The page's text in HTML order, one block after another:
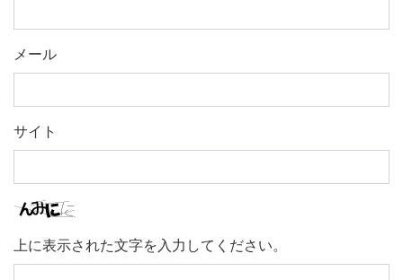
メール
サイト
上に表示された文字を入力してください。